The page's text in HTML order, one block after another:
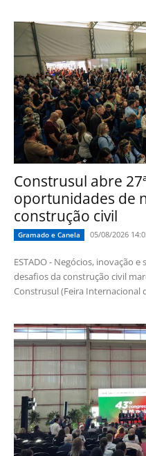
Construsul abre
oportunidades de
construção civil
Gramado e Canela 05/08/2026
ESTADO - Negócios, inovação
desafios da construção civil
Construsul (Feira Internacional